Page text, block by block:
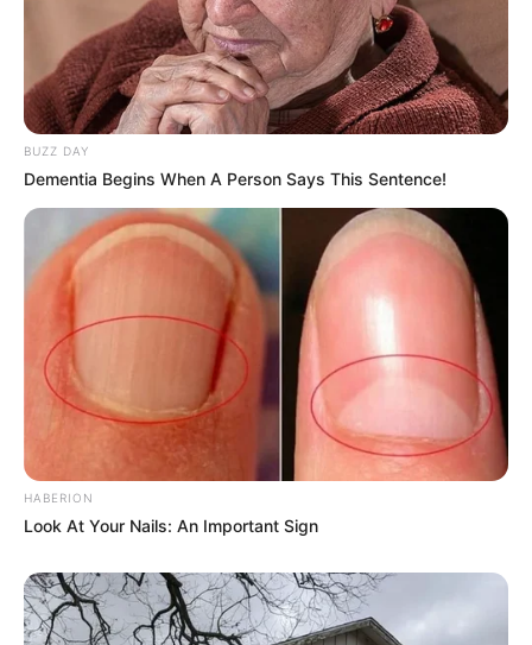
Beby Tsabina Salshabilla Adriani
TULIS KOMENTAR
Alamat email Anda tidak akan dipublikasikan. Ruas yang wajib ditandai*
BUZZ DAY
Dementia Begins When A Person Says This Sentence!
HABERION
Look At Your Nails: An Important Sign